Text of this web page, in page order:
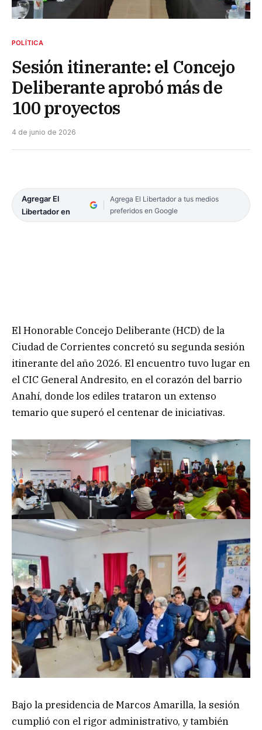
POLÍTICA
Sesión itinerante: el Concejo
Deliberante aprobó más de
100 proyectos
4 de junio de 2026
Agregar El
Libertador en
Agrega El Libertador a tus medios
preferidos en Google
El Honorable Concejo Deliberante (HCD) de la
Ciudad de Corrientes concretó su segunda sesión
itinerante del año 2026. El encuentro tuvo lugar en
el CIC General Andresito, en el corazón del barrio
Anahí, donde los ediles trataron un extenso
temario que superó el centenar de iniciativas.
Bajo la presidencia de Marcos Amarilla, la sesión
cumplió con el rigor administrativo, y también